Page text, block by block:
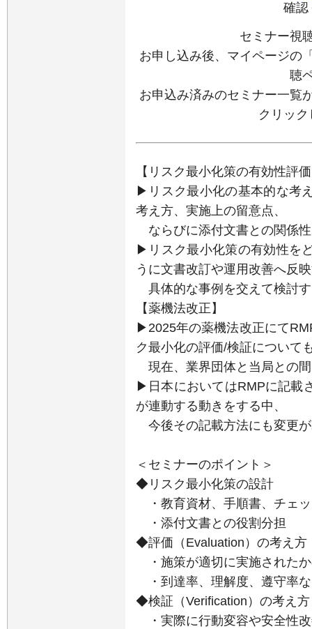
確認
セミナー視
お申し込み後、マイページの
聴
お申込み済みのセミナー一覧
クリッ
【リスク最小化策の有効性評
▶リスク最小化の基本的な考
考え方、実施上の留意点、
ならびに添付文書との関係
▶リスク最小化策の有効性を
うに文書改訂や運用改善へ反
具体的な事例を交えて検討
【薬機法改正】
▶2025年の薬機法改正にて
ク最小化の評価/検証について
現在、業界団体と当局との
▶日本においてはRMPに記載
が連動する動きをする中、
今後その記載方法にも変更
＜セミナーのポイント＞
◆リスク最小化策の設計
・教育資材、手順書、チェ
・添付文書との役割分担
◆評価（Evaluation）の考え方
・施策が適切に実施された
・到達率、理解度、遵守率
◆検証（Verification）の考え方
・実際に行動変容や安全性